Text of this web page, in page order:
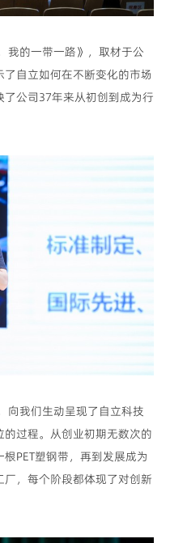
的一带一路》，取材于公
自立如何在不断变化的市场
公司37年来从初创到成为行
我们生动呈现了自立科技
过程。从创业初期无数次的
PET塑钢带，再到发展成为
，每个阶段都体现了对创新